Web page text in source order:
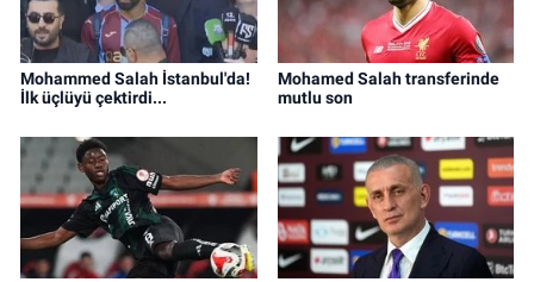
Mohammed Salah İstanbul'da!
İlk üçlüyü çektirdi...
Mohamed Salah transferinde
mutlu son